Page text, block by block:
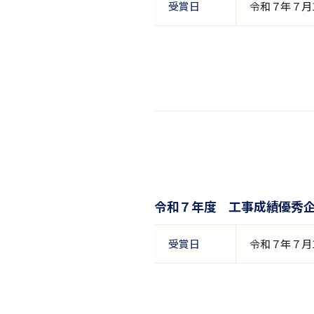
受賞日 令和７年７月
令和７年度 工事成績優秀
受賞日 令和７年７月